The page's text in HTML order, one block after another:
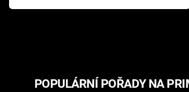
Pottera přišla s ráznou
POPULÁRNÍ POŘADY NA